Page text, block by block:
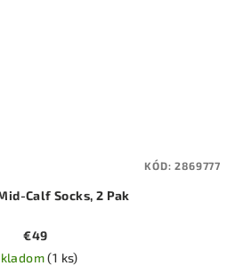
Calf Socks, 2 Pak
€49
(1 ks)
KÓD:2869777